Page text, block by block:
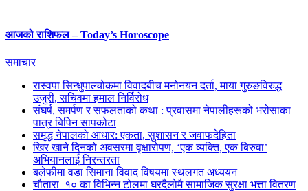
आजको राशिफल – Today’s Horoscope
समाचार
रास्वपा सिन्धुपाल्चोकमा विवादबीच मनोनयन दर्ता, माया गुरुङविरुद्ध
उजुरी, सचिवमा हमाल निर्विरोध
संघर्ष, समर्पण र सफलताको कथा : प्रवासमा नेपालीहरूको भरोसाका
पात्र बिपिन सापकोटा
समृद्ध नेपालको आधार: एकता, सुशासन र जवाफदेहिता
खिर खाने दिनको अवसरमा वृक्षारोपण, ‘एक व्यक्ति, एक बिरुवा’
अभियानलाई निरन्तरता
बलेफीमा वडा सिमाना विवाद विषयमा स्थलगत अध्ययन
चौतारा–१० का विभिन्न टोलमा घरदैलोमै सामाजिक सुरक्षा भत्ता वितरण